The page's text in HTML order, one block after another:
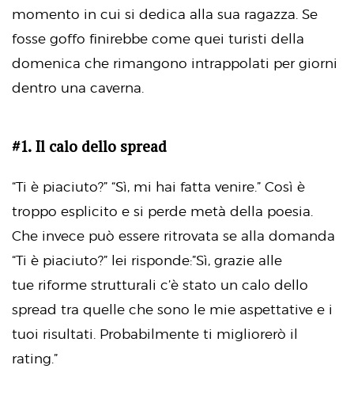
momento in cui si dedica alla sua ragazza. Se
fosse goffo finirebbe come quei turisti della
domenica che rimangono intrappolati per giorni
dentro una caverna.
#1. Il calo dello spread
“Ti è piaciuto?” “Sì, mi hai fatta venire.” Così è
troppo esplicito e si perde metà della poesia.
Che invece può essere ritrovata se alla domanda
“Ti è piaciuto?” lei risponde:”Sì, grazie alle
tue riforme strutturali c’è stato un calo dello
spread tra quelle che sono le mie aspettative e i
tuoi risultati. Probabilmente ti migliorerò il
rating.”